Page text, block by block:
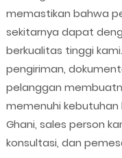
memastikan bahwa
sekitarnya dapat
berkualitas tinggi
pengiriman,
pelanggan
memenuhi kebutuhan
Ghani, sales person
konsultasi, dan